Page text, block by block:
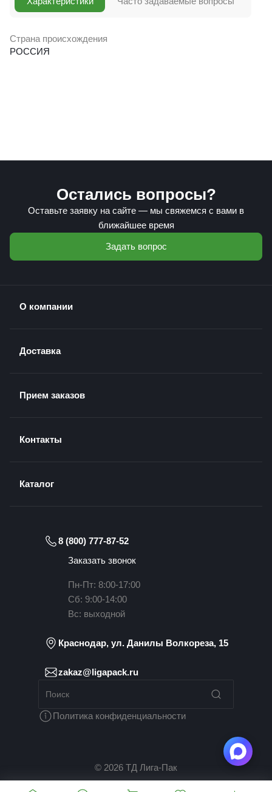
Страна происхождения
РОССИЯ
Остались вопросы?
Оставьте заявку на сайте — мы свяжемся с вами в
ближайшее время
Задать вопрос
О компании
Доставка
Прием заказов
Контакты
Каталог
8 (800) 777-87-52
Заказать звонок
Пн-Пт: 8:00-17:00
Сб: 9:00-14:00
Вс: выходной
Краснодар, ул. Данилы Волкореза, 15
zakaz@ligapack.ru
Политика конфиденциальности
© 2026 ТД Лига-Пак